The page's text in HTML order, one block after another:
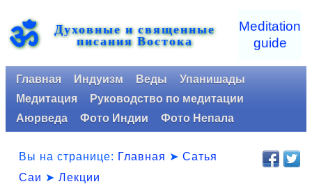
ॐ Духовные и священные
писания Востока
Meditation
guide
Главная Индуизм Веды
Упанишады
Медитация
Руководство по медитации
Аюрведа
Фото Индии Фото Непала
Вы на странице: Главная ➤ Сатья
Саи ➤ Лекции